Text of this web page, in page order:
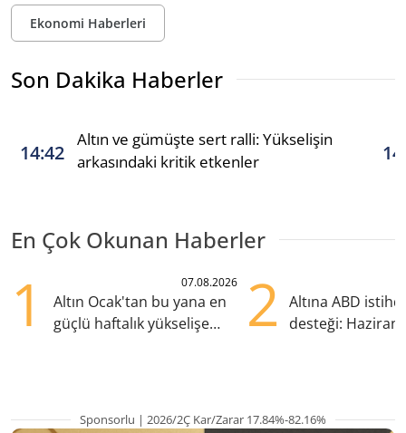
Ekonomi Haberleri
Son Dakika Haberler
14:42
Altın ve gümüşte sert ralli: Yükselişin
arkasındaki kritik etkenler
En Çok Okunan Haberler
1 07.08.2026
Altın Ocak'tan bu yana en
güçlü haftalık yükselişe
2
Altına ABD
desteği:
Sponsorlu | 2026/2Ç Kar/Zarar 17.84%-82.16%